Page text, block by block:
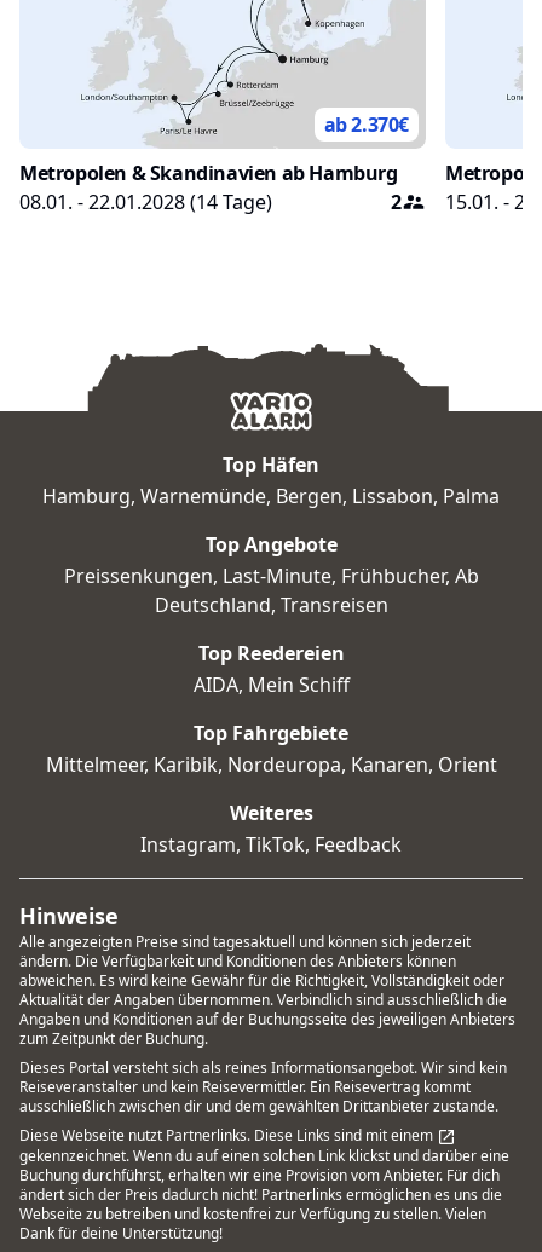
ab 2.370€
Metropolen & Skandinavien ab Hamburg
08.01. - 22.01.2028(14Tage) 2
15.01. -
Top Häfen
Hamburg, Warnemünde, Bergen, Lissabon, Palma
Top Angebote
Preissenkungen, Last-Minute, Frühbucher, Ab
Deutschland, Transreisen
Top Reedereien
AIDA, Mein Schiff
Top Fahrgebiete
Mittelmeer, Karibik, Nordeuropa, Kanaren, Orient
Weiteres
Instagram, TikTok, Feedback
Hinweise
Alle angezeigten Preise sind tagesaktuell und können sich jederzeit
ändern. Die Verfügbarkeit und Konditionen des Anbieters können
abweichen. Es wird keine Gewähr für die Richtigkeit, Vollständigkeit oder
Aktualität der Angaben übernommen. Verbindlich sind ausschließlich die
Angaben und Konditionen auf der Buchungsseite des jeweiligen Anbieters
zum Zeitpunkt der Buchung.
Dieses Portal versteht sich als reines Informationsangebot. Wir sind kein
Reiseveranstalter und kein Reisevermittler. Ein Reisevertrag kommt
ausschließlich zwischen dir und dem gewählten Drittanbieter zustande.
Diese Webseite nutzt Partnerlinks. Diese Links sind mit einem
gekennzeichnet. Wenn du auf einen solchen Link klickst und darüber eine
Buchung durchführst, erhalten wir eine Provision vom Anbieter. Für dich
ändert sich der Preis dadurch nicht! Partnerlinks ermöglichen es uns die
Webseite zu betreiben und kostenfrei zur Verfügung zu stellen. Vielen
Dank für deine Unterstützung!